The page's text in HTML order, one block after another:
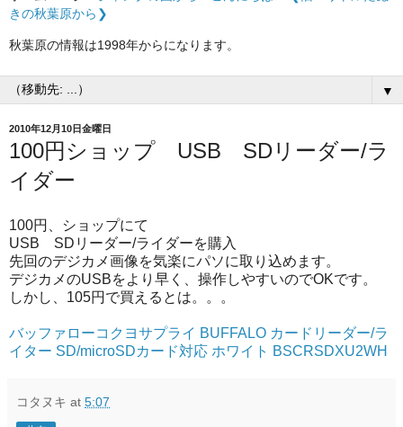
きの秋葉原から❯
秋葉原の情報は1998年からになります。
▼
2010年12月10日金曜日
100円ショップ USB SDリーダー/ラ
イダー
100円、ショップにて
USB SDリーダー/ライダーを購入
先回のデジカメ画像を気楽にパソに取り込めます。
デジカメのUSBをより早く、操作しやすいのでOKです。
しかし、105円で買えるとは。。。
バッファローコクヨサプライ BUFFALO カードリーダー/ラ
イター SD/microSDカード対応 ホワイト BSCRSDXU2WH
コタヌキ at 5:07